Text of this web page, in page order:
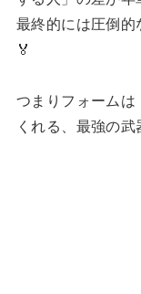
最終的には圧倒的
🏅
つまりフォーム
くれる、最強の武